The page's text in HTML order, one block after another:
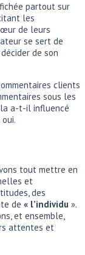
partout sur
les
de leurs
se sert de
de son
clients
sous les
a-t-il influencé
tout mettre en
et
des
de « l’individu ».
et ensemble,
attentes et